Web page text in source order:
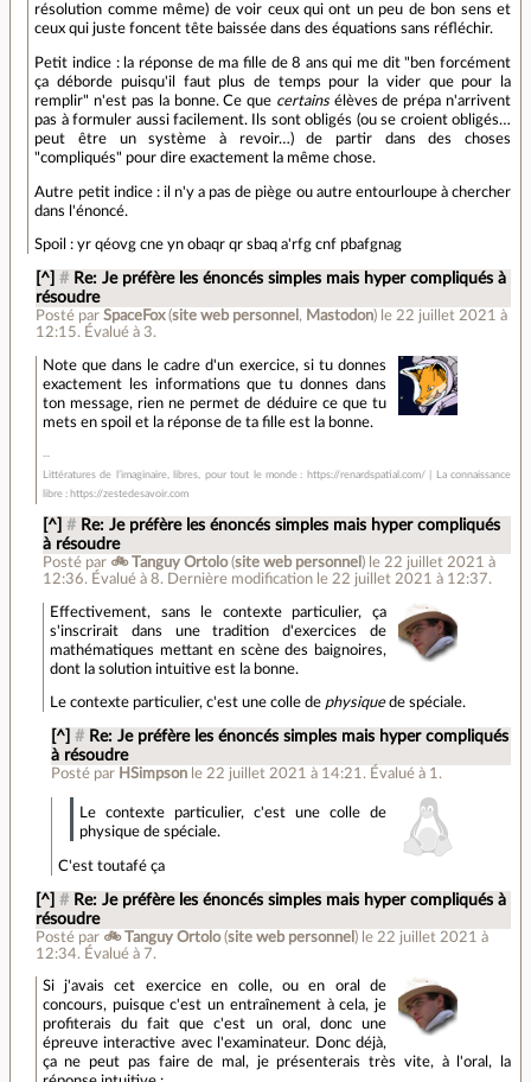
résolution comme même) de voir ceux qui ont un peu de bon sens et
ceux qui juste foncent tête baissée dans des équations sans réfléchir.
Petit indice : la réponse de ma fille de 8 ans qui me dit "ben forcément
ça déborde puisqu'il faut plus de temps pour la vider que pour la
remplir" n'est pas la bonne. Ce que certainsélèves de prépa n'arrivent
pas à formuler aussi facilement. Ils sont obligés (ou se croient obligés…
peut être un système à revoir…) de partir dans des choses
"compliqués" pour dire exactement la même chose.
Autre petit indice : il n'y a pas de piège ou autre entourloupe à chercher
dans l'énoncé.
Spoil : yr qéovg cne yn obaqr qr sbaq a'rfg cnf pbafgnag
[^] # Re: Je préfère les énoncés simples mais hyper compliqués à
résoudre
Posté par SpaceFox(site web personnel , Mastodon) le 22 juillet 2021 à
12:15. Évalué à 3.
Note que dans le cadre d'un exercice, si tu donnes
exactement les informations que tu donnes dans
ton message, rien ne permet de déduire ce que tu
mets en spoil et la réponse de ta fille est la bonne.
Littératures de l’imaginaire, libres, pour tout le monde : https://renardspatial.com/ | La connaissance
libre : https://zestedesavoir.com
[^] # Re: Je préfère les énoncés simples mais hyper compliqués
à résoudre
Posté par 🚲 Tanguy Ortolo(site web personnel ) le 22 juillet 2021 à
12:36. Évalué à8. Dernière modification le 22 juillet 2021 à 12:37.
Effectivement, sans le contexte particulier, ça
s'inscrirait dans une tradition d'exercices de
mathématiques mettant en scène des baignoires,
dont la solution intuitive est la bonne.
Le contexte particulier, c'est une colle de physiquede spéciale.
[^] # Re: Je préfère les énoncés simples mais hyper compliqués
à résoudre
Posté par HSimpson le 22 juillet 2021 à 14:21 . Évalué à 1 .
Le contexte particulier, c'est une colle de
physique de spéciale.
C'est toutafé ça
[^] # Re: Je préfère les énoncés simples mais hyper compliqués à
résoudre
Posté par 🚲 Tanguy Ortolo(site web personnel ) le 22 juillet 2021 à
12:34. Évalué à 7.
Si j'avais cet exercice en colle, ou en oral de
concours, puisque c'est un entraînement à cela, je
profiterais du fait que c'est un oral, donc une
épreuve interactive avec l'examinateur. Donc déjà,
ça ne peut pas faire de mal, je présenterais très vite, à l'oral, la